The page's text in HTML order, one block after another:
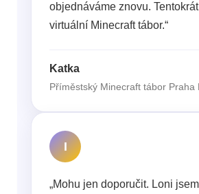
objednáváme znovu.
virtuální Minecraft tábor.“
Katka
Příměstský Minecraft tábor Praha
I
„Mohu jen doporučit. Loni